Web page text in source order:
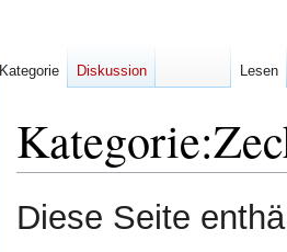
Kategorie:
Zur
Navigation
Zur
Suche
Diese Seite
Kategorie Diskussion Lesen